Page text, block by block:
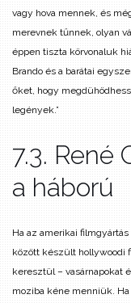
vagy hova mennek, és
merevnek tűnnek, olyan
éppen tiszta körvonaluk
Brando és a barátai
őket, hogy
legények.”
7.3. René
a háború
Ha az amerikai
között készült hollywoodi
keresztül – vasárnapokat
moziba kéne menniük.